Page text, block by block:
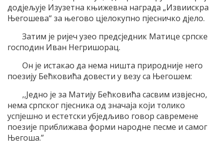
додјељује Изузетна књижевна награда „Извиискра
Његошева“ за његово цјелокупно пјесничко дјело.
Затим је ријеч узео предсједник Матице српске
господин Иван Негришорац.
Он је истакао да нема ништа природније него
поезију Бећковића довести у везу са Његошем:
,,Једно је за Матију Бећковића сасвим извјесно,
нема српског пјесника од значаја који толико
успјешно и естетски убједљиво говор савремене
поезије приближава форми народне песме и самог
Његоша.”